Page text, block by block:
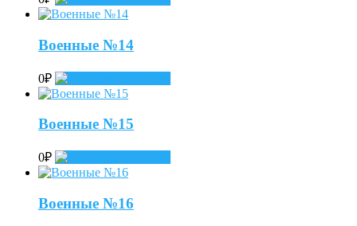
Военные №14
0₽
Военные №15
0₽
Военные №16